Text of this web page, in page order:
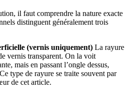
il faut comprendre la nature exacte
distinguent généralement trois
(vernis uniquement) La rayure
vernis transparent. On la voit
mais en passant l’ongle dessus,
type de rayure se traite souvent par
de cet article.